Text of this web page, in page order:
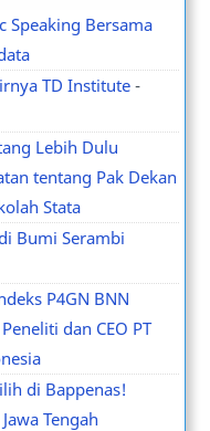
Speaking Bersama
TD Institute -
Lebih Dulu
tentang Pak Dekan
Stata
Bumi Serambi
P4GN BNN
dan CEO PT
di Bappenas!
Tengah